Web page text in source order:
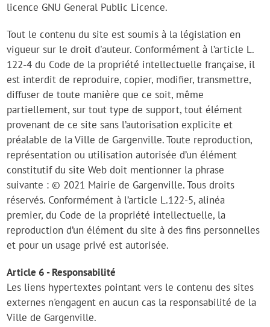
licence GNU General Public Licence.
Tout le contenu du site est soumis à la législation en
vigueur sur le droit d'auteur. Conformément à l’article L.
122-4 du Code de la propriété intellectuelle française, il
est interdit de reproduire, copier, modifier, transmettre,
diffuser de toute manière que ce soit, même
partiellement, sur tout type de support, tout élément
provenant de ce site sans l’autorisation explicite et
préalable de la Ville de Gargenville. Toute reproduction,
représentation ou utilisation autorisée d’un élément
constitutif du site Web doit mentionner la phrase
suivante : © 2021 Mairie de Gargenville. Tous droits
réservés. Conformément à l’article L.122-5, alinéa
premier, du Code de la propriété intellectuelle, la
reproduction d’un élément du site à des fins personnelles
et pour un usage privé est autorisée.
Article 6 - Responsabilité
Les liens hypertextes pointant vers le contenu des sites
externes n'engagent en aucun cas la responsabilité de la
Ville de Gargenville.